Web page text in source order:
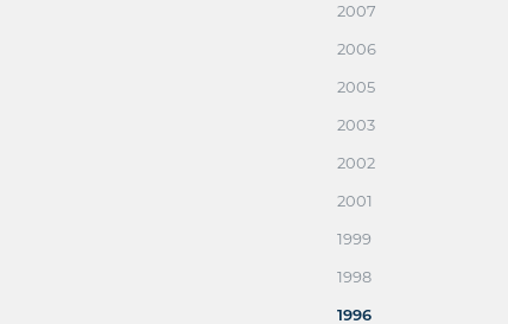
2007
2006
2005
2003
2002
2001
1999
1998
1996